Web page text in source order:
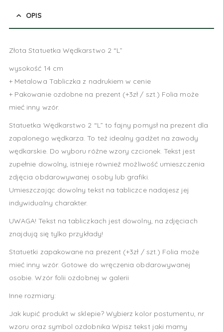
OPIS
Złota Statuetka Wędkarstwo 2 “L”
wysokość 14 cm
+ Metalowa Tabliczka z nadrukiem w cenie
+ Pakowanie ozdobne na prezent (+3zł / szt.) Folia może
mieć inny wzór.
Statuetka Wędkarstwo 2 “L” to fajny pomysł na prezent dla
zapalonego wędkarza. To też idealny gadżet na zawody
wędkarskie. Do wyboru różne wzory czcionek. Tekst jest
zupełnie dowolny, istnieje również możliwość umieszczenia
zdjęcia obdarowywanej osoby lub grafiki.
Umieszczając dowolny tekst na tabliczce nadajesz jej
indywidualny charakter.
UWAGA! Tekst na tabliczkach jest dowolny, na zdjęciach
znajdują się tylko przykłady!
Statuetki zapakowane na prezent (+3zł / szt.) Folia może
mieć inny wzór. Gotowe do wręczenia obdarowywanej
osobie. Wzór folii ozdobnej w galerii
Inne rozmiary:
Jak kupić produkt w sklepie? Wybierz kolor postumentu, nr
wzoru oraz symbol ozdobnika Wpisz tekst jaki mamy